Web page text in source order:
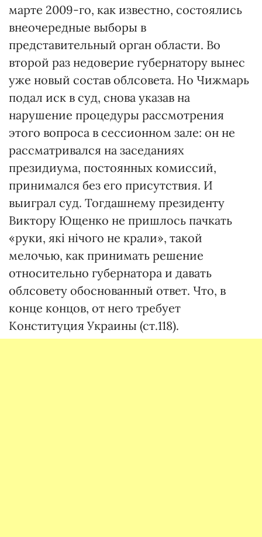
марте 2009-го, как известно, состоялись
внеочередные выборы в
представительный орган области. Во
второй раз недоверие губернатору вынес
уже новый состав облсовета. Но Чижмарь
подал иск в суд, снова указав на
нарушение процедуры рассмотрения
этого вопроса в сессионном зале: он не
рассматривался на заседаниях
президиума, постоянных комиссий,
принимался без его присутствия. И
выиграл суд. Тогдашнему президенту
Виктору Ющенко не пришлось пачкать
«руки, які нічого не крали», такой
мелочью, как принимать решение
относительно губернатора и давать
облсовету обоснованный ответ. Что, в
конце концов, от него требует
Конституция Украины (ст.118).